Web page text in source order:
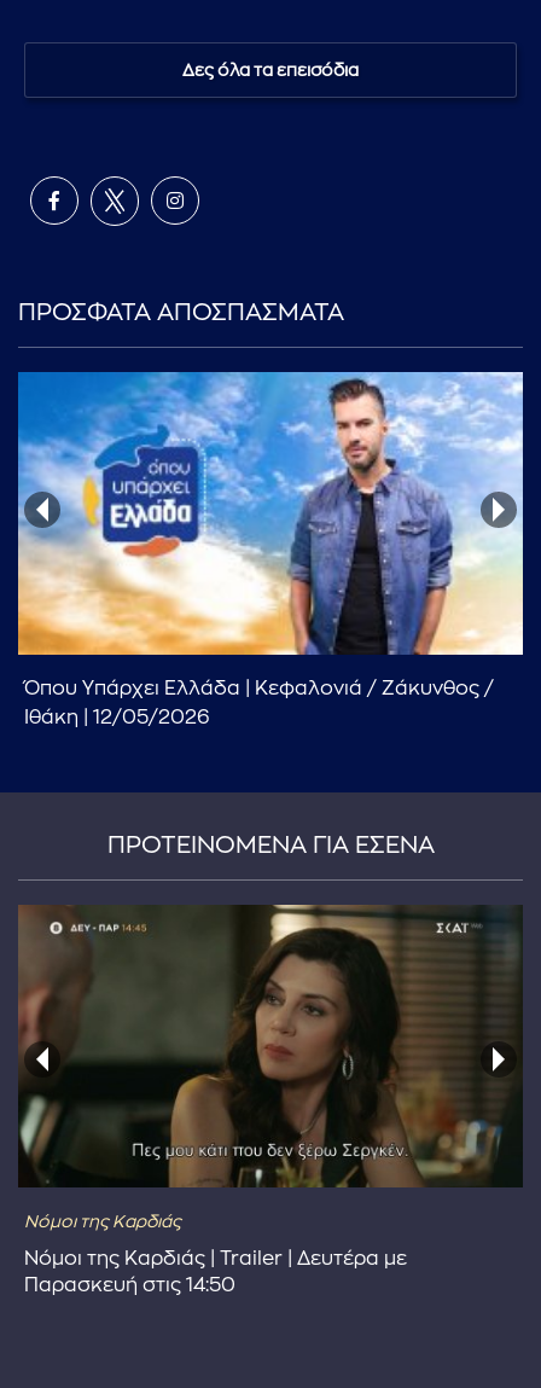
Δες όλα τα επεισόδια
ΠΡΟΣΦΑΤΑ ΑΠΟΣΠΑΣΜΑΤΑ
Όπου Υπάρχει Ελλάδα | Κεφαλονιά / Ζάκυνθος /
Ιθάκη | 12/05/2026
ΠΡΟΤΕΙΝΟΜΕΝΑ ΓΙΑ ΕΣΕΝΑ
Νόμοι της Καρδιάς
Νόμοι της Καρδιάς | Trailer | Δευτέρα με
Παρασκευή στις 14:50